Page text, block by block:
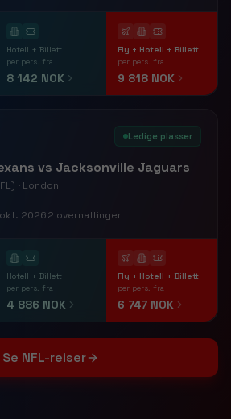
Hotell + Billett
per pers. fra
8 142 NOK
Fly + Hotell + Billett
per pers. fra
9 818 NOK
Ledige plasser
vs Jacksonville Jaguars
· London
20262 overnattinger
Hotell + Billett
per pers. fra
4 886 NOK
Fly + Hotell + Billett
per pers. fra
6 747 NOK
Se NFL-reiser